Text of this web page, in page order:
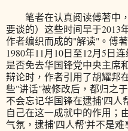
笔者在认真阅读傅著中，
要谈的）这些时间早于2013
作者编织而成的"解读"。傅
1980年11月10日至12月5日
是否免去华国锋党中央主席
辩论时，作者引用了胡耀邦
些"讲话"被修改后，都归之
不会忘记华国锋在逮捕'四人
自己在这一成就中的作用；
气氛，逮捕'四人帮'并不是难